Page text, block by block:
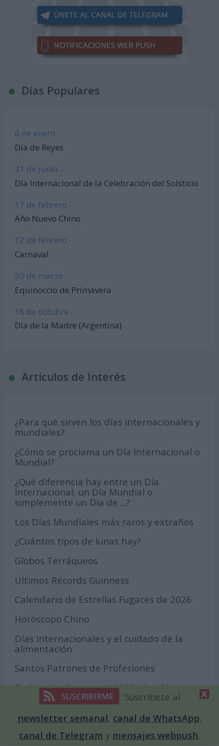
Días Populares
6 de enero -
Día de Reyes
21 de junio -
Día Internacional de la Celebración del Solsticio
17 de febrero -
Año Nuevo Chino
12 de febrero -
Carnaval
20 de marzo -
Equinoccio de Primavera
18 de octubre -
Día de la Madre (Argentina)
Articulos de Interés
¿Para qué sirven los días internacionales y
mundiales?
¿Cómo se proclama un Día Internacional o
Mundial?
¿Qué diferencia hay entre un Día
Internacional, un Día Mundial o
simplemente un Día de ...?
Los Días Mundiales más raros y extraños
¿Cuántos tipos de lunas hay?
Globos Terráqueos
Últimos Récords Guinness
Calendario de Estrellas Fugaces de 2026
Horóscopo Chino
Días Internacionales y el cuidado de la
alimentación
Santos Patrones de Profesiones
Todo sobre la Agenda 2030 y los Objetivos
de Desarrollo Sostenible
Cómo un día internacional puede
Suscríbete al
newsletter semanal, canal de WhatsApp,
canal de Telegram y mensajes webpush.